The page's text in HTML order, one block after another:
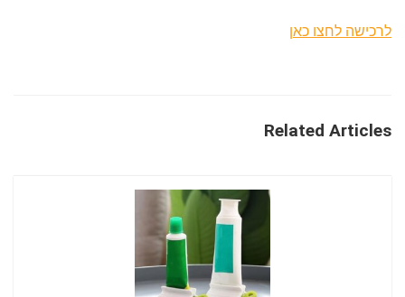
לרכישה לחצו כאן
Related Articles